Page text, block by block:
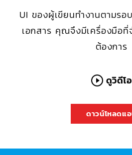
UI ของผู้เขียนทำงานตามรอ
เอกสาร คุณจึงมีเครื่องมือที่
ต้องการ
ดูวิดีโอ
ดาวน์โหลดแ